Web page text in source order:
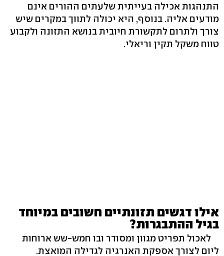
התנהגות אכילה בעייתית שלעתים ההורים אינם
מודעים אליה. בנוסף, היא יכולה לתווך במקרים שיש
צורך ולתרום לתקשורת חיובית בנושא התזונה ולקבוע
טווח משקל תקין וריאלי.
אילו דגשים תזונתיים חשובים במיוחד
בגיל ההתבגרות?
לאכול תפריט מגוון ומסודר ובו חמש-שש ארוחות
ליום לצורך אספקת האנרגיה לגדילה המואצת.